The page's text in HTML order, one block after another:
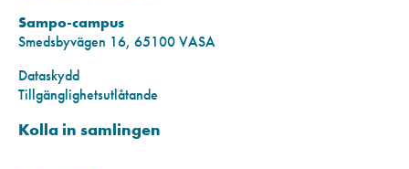
Sampo-campus
Smedsbyvägen 16, 65100 VASA
Dataskydd
Tillgänglighetsutlåtande
Kolla in samlingen